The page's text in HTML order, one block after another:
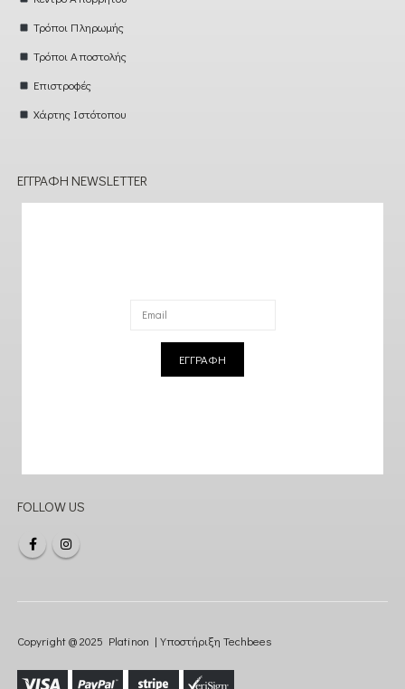
Τρόποι Πληρωμής
Τρόποι Αποστολής
Επιστροφές
Χάρτης Ιστότοπου
ΕΓΓΡΑΦΉ NEWSLETTER
ΕΓΓΡΑΦΗ
FOLLOW US
Copyright @ 2025 Platinon | Υποστήριξη Techbees